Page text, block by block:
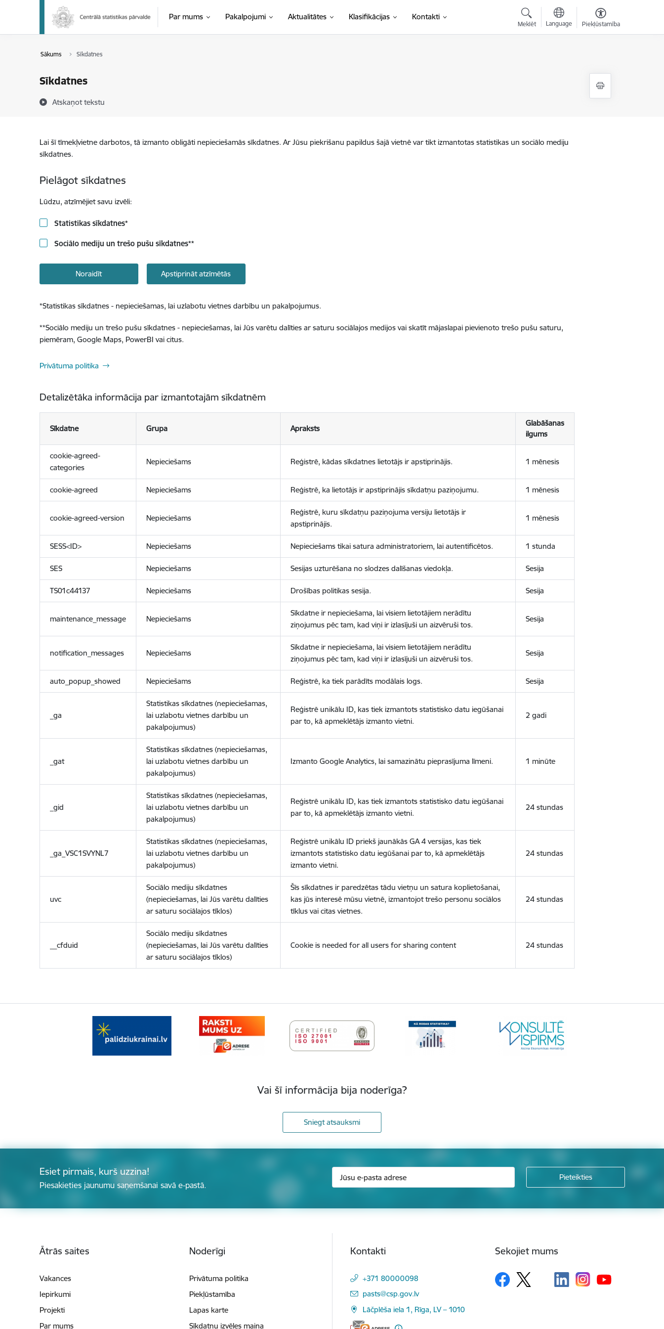
Pāriet uz lapas saturu
Par mums Pakalpojumi Aktualitātes Klasifikācijas(Ārējā saite)
Kontakti
Meklēt Language Piekļūstamība
Sākums Sīkdatnes
Sīkdatnes
Atskaņot tekstu
Lai šī tīmekļvietne darbotos, tā izmanto obligāti nepieciešamās sīkdatnes. Ar Jūsu piekrišanu papildus šajā vietnē var tikt izmantotas statistikas un sociālo mediju
sīkdatnes.
Pielāgot sīkdatnes
Lūdzu, atzīmējiet savu izvēli:
Statistikas sīkdatnes*
Sociālo mediju un trešo pušu sīkdatnes**
Noraidīt Apstiprināt atzīmētās
*Statistikas sīkdatnes - nepieciešamas, lai uzlabotu vietnes darbību un pakalpojumus.
**Sociālo mediju un trešo pušu sīkdatnes - nepieciešamas, lai Jūs varētu dalīties ar saturu sociālajos medijos vai skatīt mājaslapai pievienoto trešo pušu saturu,
piemēram, Google Maps, PowerBI vai citus.
Privātuma politika
Detalizētāka informācija par izmantotajām sīkdatnēm
Sīkdatne Grupa Apraksts
Glabāšanas
ilgums
cookie-agreed-
categories
Nepieciešams Reģistrē, kādas sīkdatnes lietotājs ir apstiprinājis. 1 mēnesis
cookie-agreed Nepieciešams Reģistrē, ka lietotājs ir apstiprinājis sīkdatņu paziņojumu. 1 mēnesis
cookie-agreed-version Nepieciešams
Reģistrē, kuru sīkdatņu paziņojuma versiju lietotājs ir
apstiprinājis.
1 mēnesis
SESS<ID> Nepieciešams Nepieciešams tikai satura administratoriem, lai autentificētos. 1 stunda
SES Nepieciešams Sesijas uzturēšana no slodzes dalīšanas viedokļa. Sesija
TS01c44137 Nepieciešams Drošības politikas sesija. Sesija
maintenance_message Nepieciešams
Sīkdatne ir nepieciešama, lai visiem lietotājiem nerādītu
ziņojumus pēc tam, kad viņi ir izlasījuši un aizvēruši tos.
Sesija
notification_messages Nepieciešams
Sīkdatne ir nepieciešama, lai visiem lietotājiem nerādītu
ziņojumus pēc tam, kad viņi ir izlasījuši un aizvēruši tos.
Sesija
auto_popup_showed Nepieciešams Reģistrē, ka tiek parādīts modālais logs. Sesija
_ga
Statistikas sīkdatnes (nepieciešamas,
lai uzlabotu vietnes darbību un
pakalpojumus)
Reģistrē unikālu ID, kas tiek izmantots statistisko datu iegūšanai
par to, kā apmeklētājs izmanto vietni.
2 gadi
_gat
Statistikas sīkdatnes (nepieciešamas,
lai uzlabotu vietnes darbību un
pakalpojumus)
Izmanto Google Analytics, lai samazinātu pieprasījuma līmeni. 1 minūte
_gid
Statistikas sīkdatnes (nepieciešamas,
lai uzlabotu vietnes darbību un
pakalpojumus)
Reģistrē unikālu ID, kas tiek izmantots statistisko datu iegūšanai
par to, kā apmeklētājs izmanto vietni.
24 stundas
_ga_VSC1SVYNL7
Statistikas sīkdatnes (nepieciešamas,
lai uzlabotu vietnes darbību un
pakalpojumus)
Reģistrē unikālu ID priekš jaunākās GA 4 versijas, kas tiek
izmantots statistisko datu iegūšanai par to, kā apmeklētājs
izmanto vietni.
24 stundas
uvc
Sociālo mediju sīkdatnes
(nepieciešamas, lai Jūs varētu dalīties
ar saturu sociālajos tīklos)
Šīs sīkdatnes ir paredzētas tādu vietņu un satura koplietošanai,
kas jūs interesē mūsu vietnē, izmantojot trešo personu sociālos
tīklus vai citas vietnes.
24 stundas
__cfduid
Sociālo mediju sīkdatnes
(nepieciešamas, lai Jūs varētu dalīties
ar saturu sociālajos tīklos)
Cookie is needed for all users for sharing content 24 stundas
Vai šī informācija bija noderīga?
Sniegt atsauksmi
Esiet pirmais, kurš uzzina!
Piesakieties jaunumu saņemšanai savā e-pastā.
Ātrās saites
Vakances
Iepirkumi
Projekti
Par mums
Noderīgi
Privātuma politika
Piekļūstamība
Lapas karte
Sīkdatņu izvēles maiņa
Kontakti
+371 80000098
E-pasts:
pasts@csp.gov.lv
Lāčplēša iela 1, Rīga, LV – 1010
Sekojiet mums